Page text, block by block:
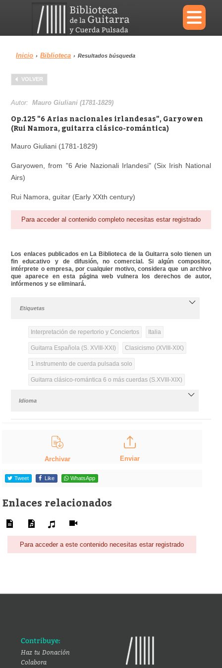
×
Menu
Biblioteca
Área personal
Inicio › Biblioteca › Resultados búsqueda
VOLVER
Autor:Mauro Giuliani (1781-1829)
Op.125 "6 Arias nacionales irlandesas", Garyowen
(Rui Namora, guitarra clásico-romántica)
Mauro Giuliani (1781-1829)
Garyowen, from "6 Arie Nazionali Irlandesi" (Six Irish National
Airs)
Rui Namora, guitar (Early XXth century)
Para acceder al contenido completo necesitas estar registrado
Los enlaces publicados en La Biblioteca de la Guitarra solo tienen un
fin educativo y de difusión, no comercial. Si algún compositor,
intérprete o empresa, por cualquier motivo, considera que un archivo
que aparece en esta página web vulnera los derechos de autor,
infórmenos y se eliminará.
Etiquetas
Interpretación de repertorio y Conciertos Italia
Guitarra Española (S. XVIII-XXI) Clasicismo (XVIII-XIX)
1 instrumento de cuerda pulsada solo
Guitarra clásico-romántica 6 o más cuerdas (S.XVIII-XIX)
Idioma
Archivar Enviar
Tweet Like WhatsApp
Enlaces relacionados
Para acceder a este contenido necesitas estar registrado
Contribuye:
Haz tu Donación
Colabora